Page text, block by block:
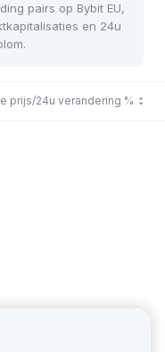
pairs op Bybit EU,
en 24u
prijs/24u verandering %